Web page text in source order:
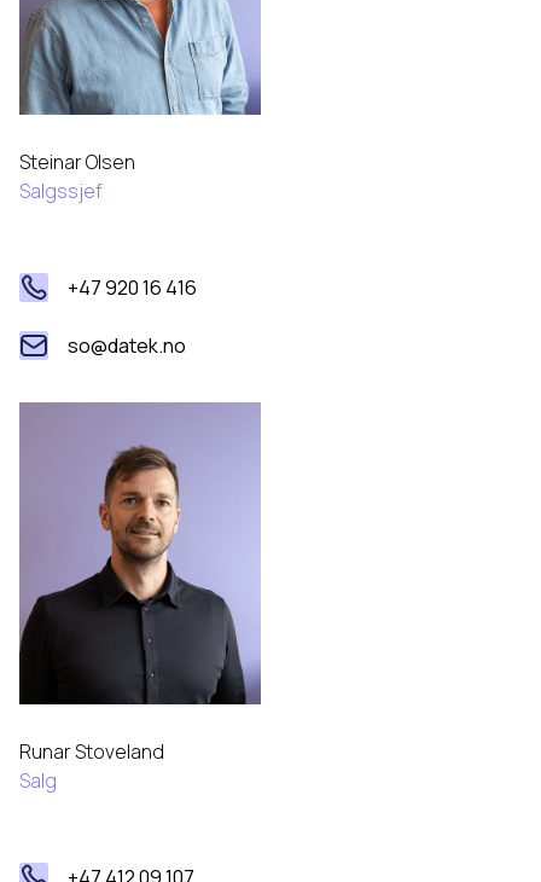
Steinar Olsen
Salgssjef
+47 920 16 416
so@datek.no
Runar Stoveland
Salg